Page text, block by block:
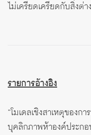
ไม่เครียดเครียดกับสิ่งต่า
รายการอ้างอิง
“โมเดลเชิงสาเหตุของ
บุคลิกภาพห้าองค์ประกอ